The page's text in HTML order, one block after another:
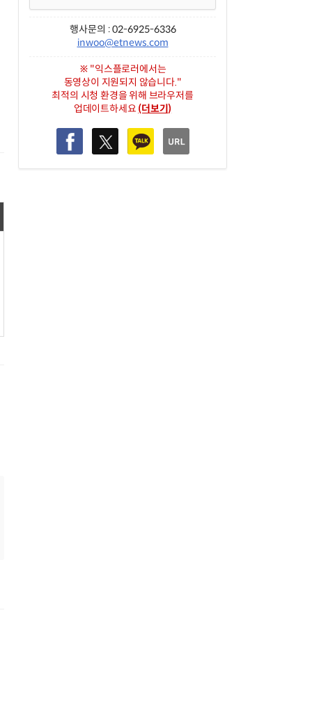
행사문의 : 02-6925-6336
inwoo@etnews.com
※ "익스플로러에서는
동영상이 지원되지 않습니다."
최적의 시청 환경을 위해 브라우저를
업데이트하세요 (더보기)